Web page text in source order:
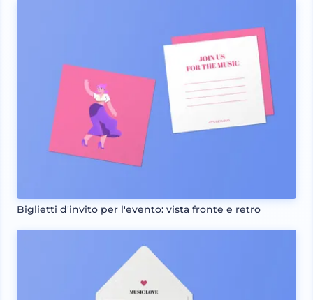
Biglietti d'invito per l'evento: vista fronte e retro